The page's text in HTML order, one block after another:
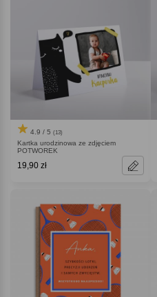
4.9 / 5 (13)
Kartka urodzinowa ze zdjęciem
POTWOREK
19,90 zł